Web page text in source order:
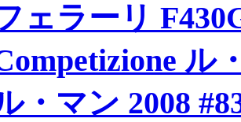
ェラーリ
ル
・マン 2008